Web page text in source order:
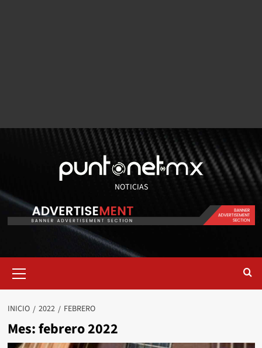
NOTICIAS
INICIO 2022 FEBRERO
Mes:febrero 2022